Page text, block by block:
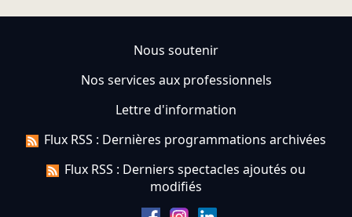
Nous soutenir
Nos services aux professionnels
Lettre d'information
Flux RSS : Dernières programmations archivées
Flux RSS : Derniers spectacles ajoutés ou
modifiés